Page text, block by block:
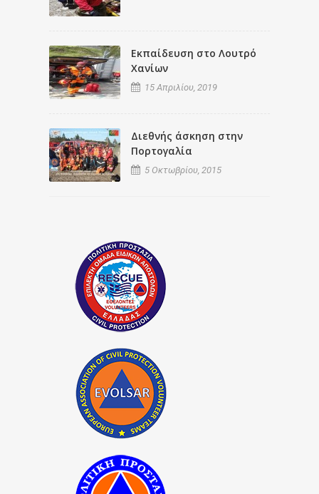
Εκπαίδευση στο Λουτρό
Χανίων
15 Απριλίου, 2019
Διεθνής άσκηση στην
Πορτογαλία
5 Οκτωβρίου, 2015